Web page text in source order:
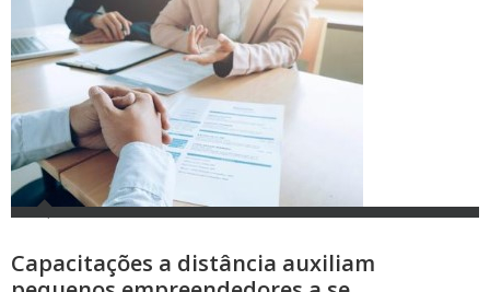
Capacitações a distância auxiliam